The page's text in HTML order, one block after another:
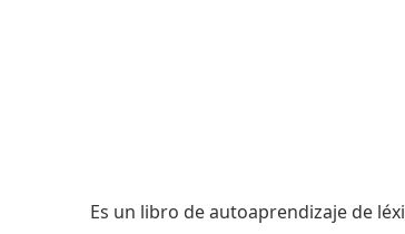
Es un libro de autoaprendizaje de